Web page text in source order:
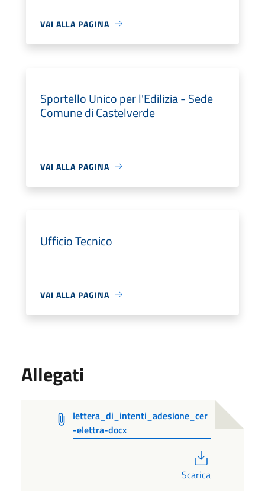
VAI ALLA PAGINA
Sportello Unico per l'Edilizia - Sede
Comune di Castelverde
VAI ALLA PAGINA
Ufficio Tecnico
VAI ALLA PAGINA
Allegati
lettera_di_intenti_adesione_cer
-elettra-docx
Scarica